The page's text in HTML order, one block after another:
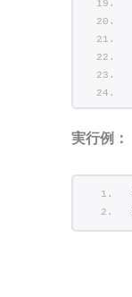
実行例：